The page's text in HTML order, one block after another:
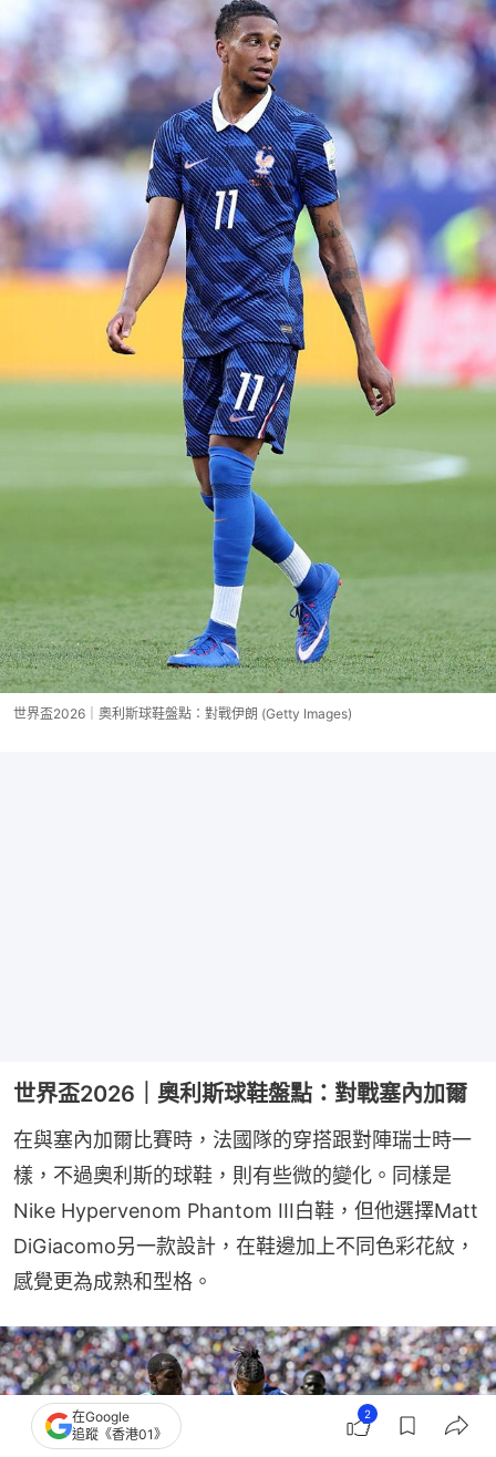
世界盃2026｜奧利斯球鞋盤點：對戰伊朗 (Getty Images)
世界盃2026｜奧利斯球鞋盤點：對戰塞內加爾
在與塞內加爾比賽時，法國隊的穿搭跟對陣瑞士時一
樣，不過奧利斯的球鞋，則有些微的變化。同樣是
Nike Hypervenom Phantom III白鞋，但他選擇Matt
DiGiacomo另一款設計，在鞋邊加上不同色彩花紋，
感覺更為成熟和型格。
在Google
追蹤《香港01》
2